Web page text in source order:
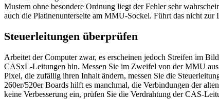
Mustern ohne besondere Ordnung liegt der Fehler sehr
auch die Platinenunterseite am MMU-Sockel. Führt das nicht zur
Steuerleitungen überprüfen
Arbeitet der Computer zwar, es erscheinen jedoch Streifen im
CASxL-Leitungen hin. Messen Sie im Zweifel von der MMU
Pixel, die zufällig ihren Inhalt ändern, messen Sie die
260er/520er Boards hilft es manchmal, die Verbindungen der
keine Verbesserung ein, prüfen Sie die Verdrahtung der CAS-